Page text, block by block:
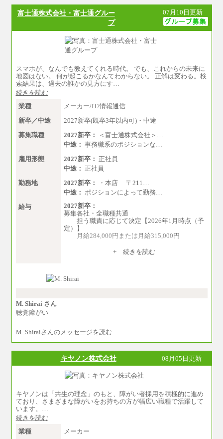
富士通株式会社・富士通グルー
プ
07月10日更新
スマホが、なんでも教えてくれる時代。 でも、これからの未来に
地図はない。 何が起こるかなんてわからない。 正解は変わる。検
索結果は、過去の誰かの見方にす…
続きを読む
業種
メーカー/IT/情報通信
新卒／中途
2027新卒(既卒3年以内可)・中途
募集職種
2027新卒：
＜富士通株式会社＞…
中途： 事務職系のポジションな…
雇用形態
2027新卒： 正社員
中途： 正社員
勤務地
2027新卒：
・本店 〒211…
中途： ポジションによって勤務…
給与
2027新卒：
募集各社・全職種共通
担う職責に応じて決定【2026年1月時点（予
定）】
月給284,000円または月給315,000円
※入社後早期から、自律的な業務遂行が求
り高い職責を担う方については、さらに高い金
※上記に加え、所定労働時間外に勤務をし
ん。
中途：
＜募集各社・全職種共通＞
※試用期間中の給与に変更はありません。
+ 続きを読む
M. Shirai さん
聴覚障がい
M. Shiraiさんのメッセージを読む
キヤノン株式会社 08月05日更新
キヤノンは「共生の理念」のもと、障がい者採用を積極的に進め
ており、さまざまな障がいをお持ちの方が幅広い職種で活躍して
います。…
続きを読む
業種
メーカー